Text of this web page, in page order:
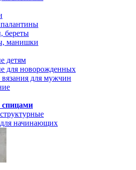
береты
манишки
детям
для новорожденных
для мужчин
начинающих